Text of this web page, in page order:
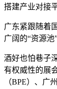
搭建产业对接
广东紧跟随着
广阔的“资源池
酒好也怕巷子
有权威性的展
（BPE）、广